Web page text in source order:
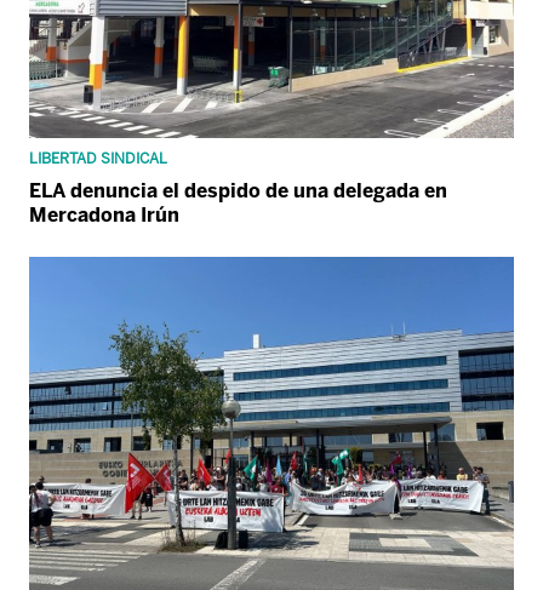
LIBERTAD SINDICAL
ELA denuncia el despido de una delegada en
Mercadona Irún